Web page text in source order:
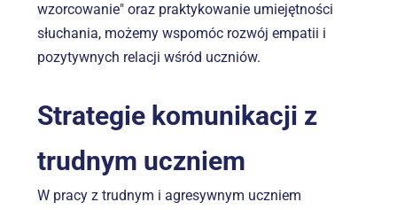
wzorcowanie" oraz praktykowanie umiejętności
słuchania, możemy wspomóc rozwój empatii i
pozytywnych relacji wśród uczniów.
Strategie komunikacji z
trudnym uczniem
W pracy z trudnym i agresywnym uczniem